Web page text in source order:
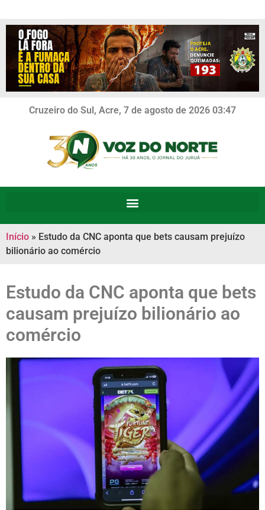
Cruzeiro do Sul, Acre, 7 de agosto de 2026 03:47
Início » Estudo da CNC aponta que bets causam prejuízo
bilionário ao comércio
Estudo da CNC aponta que bets
causam prejuízo bilionário ao
comércio